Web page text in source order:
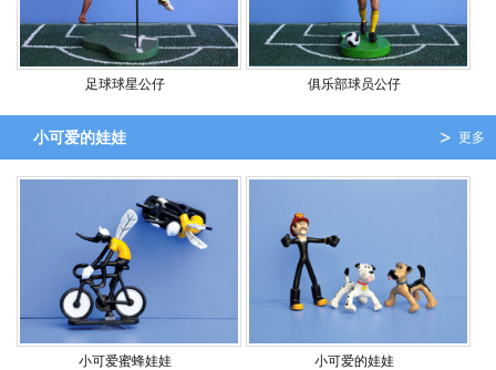
足球球星公仔 俱乐部球员公仔
更多
小可爱的娃娃
小可爱蜜蜂娃娃 小可爱的娃娃